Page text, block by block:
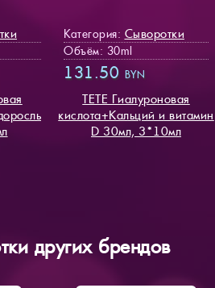
Категория: Сыворотки
Объём: 30ml
131.50 BYN
TETE Гиалуроновая
кислота+Кальций и витамин
D 30мл, 3*10мл
других брендов